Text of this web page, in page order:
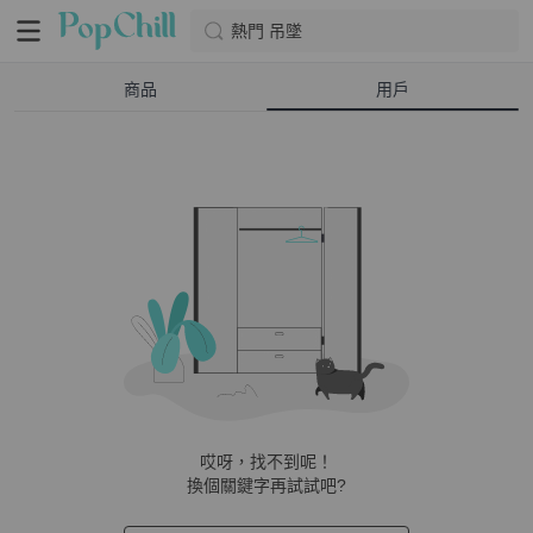
熱門 吊墜
商品 用戶
哎呀，找不到呢！
換個關鍵字再試試吧?